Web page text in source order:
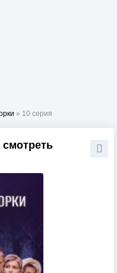
» 10 серия
смотреть